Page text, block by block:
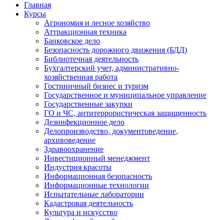
Главная
Курсы
Агрономия и лесное хозяйство
Аттракционная техника
Банковское дело
Безопасность дорожного движения (БДД)
Библиотечная деятельность
Бухгалтерский учет, административно-
хозяйственная работа
Гостиничный бизнес и туризм
Государственное и муниципальное управление
Государственные закупки
ГО и ЧС, антитеррористическая защищенность
Дезинфекционное дело
Делопроизводство, документоведение,
архивоведение
Здравоохранение
Инвестиционный менеджмент
Индустрия красоты
Информационная безопасность
Информационные технологии
Испытательные лаборатории
Кадастровая деятельность
Культура и искусство